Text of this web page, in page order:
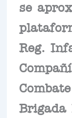
se
Reg.
Brigada